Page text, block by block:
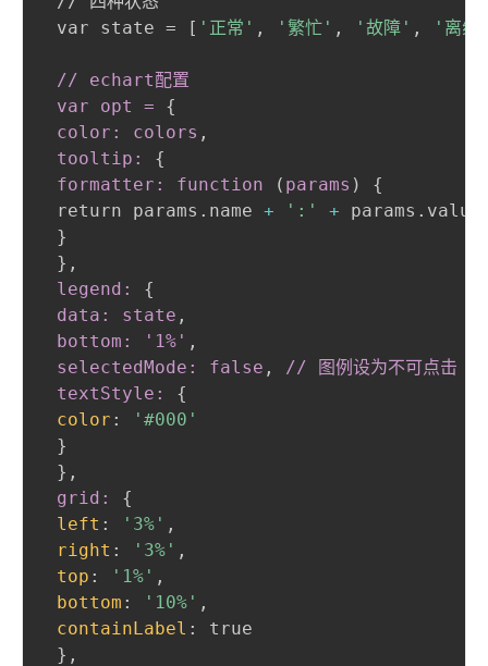
var state = [ '正常' , '繁忙' , '故障' , '离
// echart配置
var opt =
{
color: colors ,
tooltip:
{
formatter: function
( params )
{
return params.name + ':' +
}
} ,
legend:
{
data: state ,
bottom: '1%' ,
selectedMode: false ,
// 图例设为不可点击
textStyle:
{
color :
'#000'
}
} ,
grid:
{
left : '3%' ,
right : '3%' ,
top : '1%' ,
bottom : '10%' ,
containLabel :
true
} ,